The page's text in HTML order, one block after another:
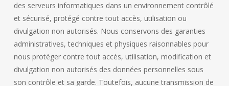
des serveurs informatiques dans un environnement contrôlé
et sécurisé, protégé contre tout accès, utilisation ou
divulgation non autorisés. Nous conservons des garanties
administratives, techniques et physiques raisonnables pour
nous protéger contre tout accès, utilisation, modification et
divulgation non autorisés des données personnelles sous
son contrôle et sa garde. Toutefois, aucune transmission de